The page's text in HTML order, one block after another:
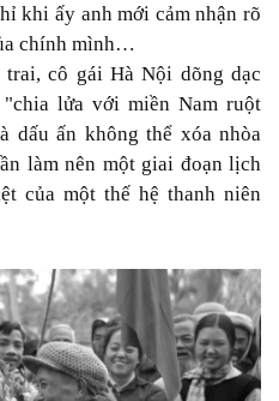
khi ấy anh mới cảm nhận rõ
chính mình…
trai, cô gái Hà Nội dõng dạc
lửa với miền Nam ruột
dấu ấn không thể xóa nhòa
làm nên một giai đoạn lịch
của một thế hệ thanh niên